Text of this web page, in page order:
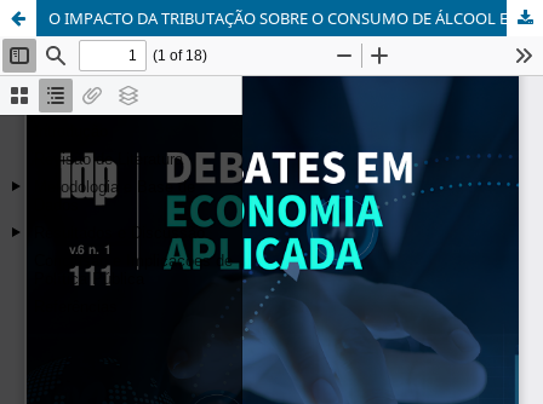
O IMPACTO DA TRIBUTAÇÃO SOBRE O CONSUMO DE ÁLCOOL E A MORTALIDADE POR CIRROSE HEPÁTICA NO BRASIL: UMA ANÁLISE EM PAINEL COM VARIÁVEL INSTRUMENTAL – 2010 a 2021